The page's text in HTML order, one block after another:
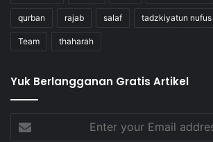
qurban rajab salaf tadzkiyatun nufus
Team thaharah
Yuk Berlangganan Gratis Artikel
your